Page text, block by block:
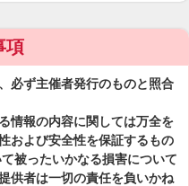
項
必ず主催者発行のものと照合
情報の内容に関しては万全を
および安全性を保証するもの
被ったいかなる損害について
供者は一切の責任を負いかね